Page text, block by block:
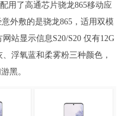
用了高通芯片骁龙865移动应
外敷的是骁龙865，适用双模
站显示信息S20/S20 仅有12G
浮氧蓝和柔雾粉三种颜色，
黑。